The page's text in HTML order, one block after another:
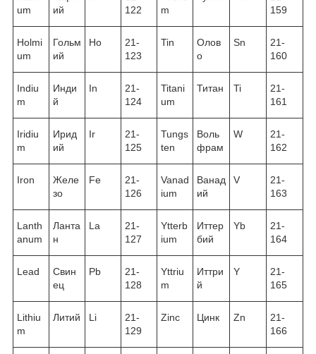
um
ий
122
m
159
Holmi
um
Гольм
ий
Ho
21-
123
Tin
Олов
о
Sn
21-
160
Indiu
m
Инди
й
In
21-
124
Titani
um
Титан Ti
21-
161
Iridiu
m
Ирид
ий
Ir
21-
125
Tungs
ten
Воль
фрам
W
21-
162
Iron
Желе
зо
Fe
21-
126
Vanad
ium
Ванад
ий
V
21-
163
Lanth
anum
Ланта
н
La
21-
127
Ytterb
ium
Иттер
бий
Yb
21-
164
Lead
Свин
ец
Pb
21-
128
Yttriu
m
Иттри
й
Y
21-
165
Lithiu
m
Литий Li
21-
129
Zinc Цинк Zn
21-
166